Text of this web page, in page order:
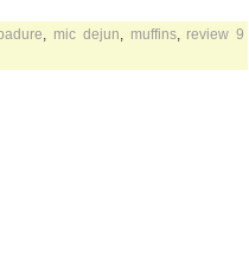
mic dejun muffins, review 9